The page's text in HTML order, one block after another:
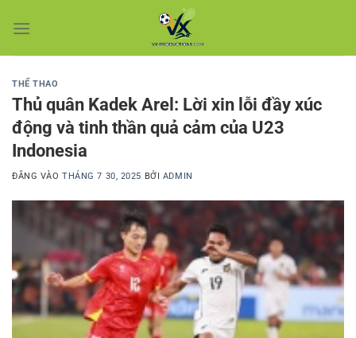
qua
THỂ THAO
Thủ quân Kadek Arel: Lời xin lỗi đầy xúc
động và tinh thần quả cảm của U23
Indonesia
ĐĂNG VÀOTHÁNG 7 30, 2025 BỞI ADMIN